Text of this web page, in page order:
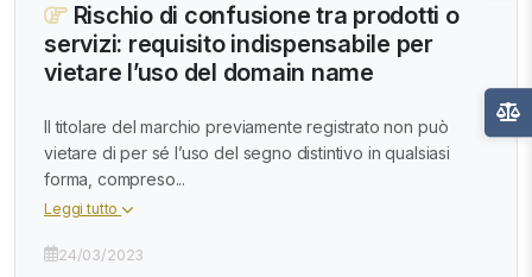
Rischio di confusione tra prodotti o
servizi: requisito indispensabile per
vietare l’uso del domain name
Il titolare del marchio previamente registrato non può
vietare di per sé l’uso del segno distintivo in qualsiasi
forma, compreso...
Leggi tutto
24/03/2023